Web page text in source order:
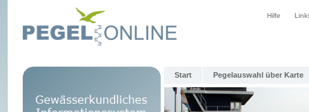
Hilfe
Start Pegelauswahl über Karte